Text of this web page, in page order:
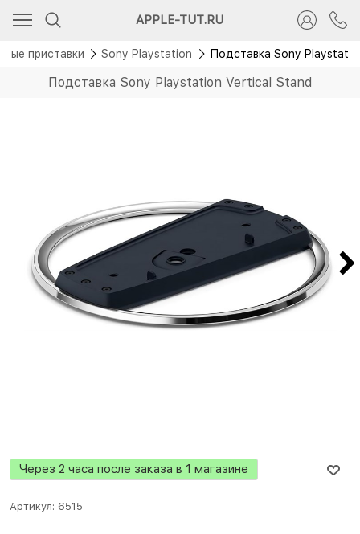
APPLE-TUT.RU
приставки Sony Playstation Подставка Sony
Подставка Sony Playstation Vertical Stand
Через 2 часа после заказа в 1 магазине
Артикул: 6515